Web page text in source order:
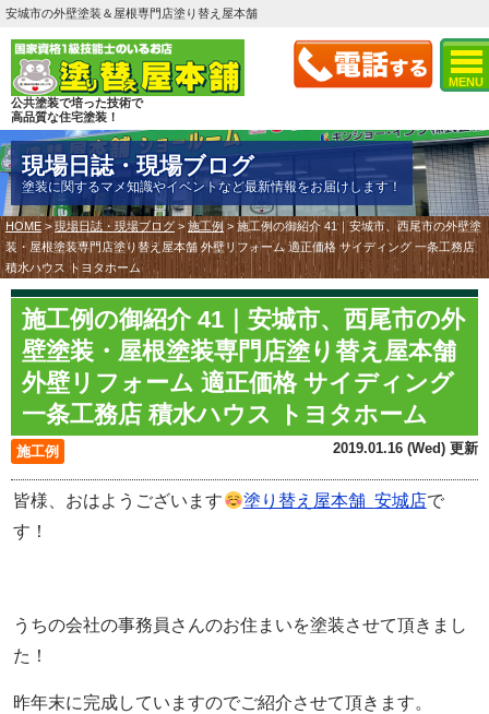
MENU
安城市の外壁塗装＆屋根専門店塗り替え屋本舗
公共塗装で培った技術で
高品質な住宅塗装！
現場日誌・現場ブログ
塗装に関するマメ知識やイベントなど最新情報をお届けします！
HOME >現場日誌・現場ブログ > 施工例 > 施工例の御紹介 41｜安城市、西尾市の外壁塗
装・屋根塗装専門店塗り替え屋本舗 外壁リフォーム 適正価格 サイディング 一条工務店
積水ハウス トヨタホーム
施工例の御紹介 41｜安城市、西尾市の外
壁塗装・屋根塗装専門店塗り替え屋本舗
外壁リフォーム 適正価格 サイディング
一条工務店 積水ハウス トヨタホーム
施工例 2019.01.16 (Wed) 更新
皆様、おはようございます 塗り替え屋本舗 安城店で
す！
うちの会社の事務員さんのお住まいを塗装させて頂きまし
た！
昨年末に完成していますのでご紹介させて頂きます。